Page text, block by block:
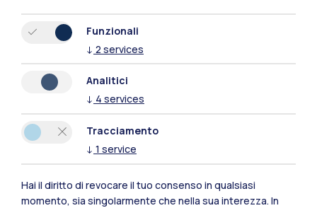
Polimi Community
Funzionali
↓ 2 services
Analitici
↓ 4 services
Tracciamento
↓ 1 service
Hai il diritto di revocare il tuo consenso in qualsiasi
momento, sia singolarmente che nella sua interezza. In